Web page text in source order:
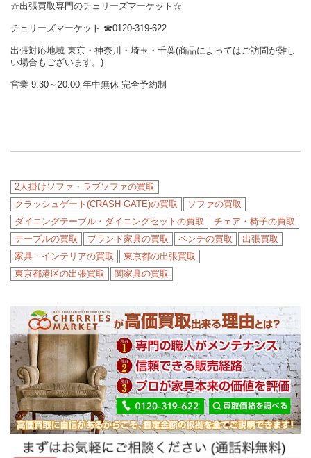
☆出張買取専門のチェリーズマーケット☆
チェリーズマーケット ☎︎0120-319-622
出張対応地域 東京・神奈川・埼玉・千葉(商品によってはご訪問が難し
い場合もございます。)
営業 9:30～20:00 年中無休 完全予約制
2人掛けソファ・ラブソファの買取
クラッシュゲート(CRASH GATE)の買取
ソファの買取
ダイニングテーブル・ダイニングセットの買取
チェア・椅子の買取
テーブルの買取
ブランド家具の買取 ベンチの買取
出張買取
家具・インテリアの買取
東京都の出張買取
東京都港区の出張買取
関家具の買取